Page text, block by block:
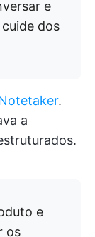
e
dos
.
a
e
os